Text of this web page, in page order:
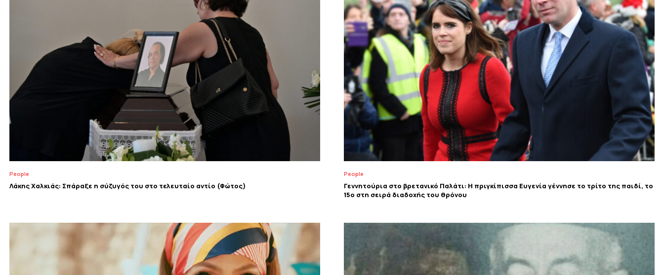
People
Λάκης Χαλκιάς: Σπάραξε η σύζυγός του στο τελευταίο αντίο (Φώτος)
People
Γεννητούρια στο βρετανικό Παλάτι: Η πριγκίπισσα Ευγενία γέννησε το τρίτο της παιδί, το
15o στη σειρά διαδοχής του θρόνου